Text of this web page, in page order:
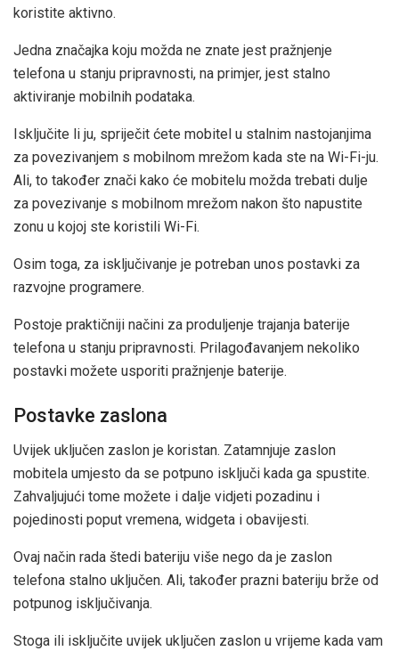
koristite aktivno.
Jedna značajka koju možda ne znate jest pražnjenje
telefona u stanju pripravnosti, na primjer, jest stalno
aktiviranje mobilnih podataka.
Isključite li ju, spriječit ćete mobitel u stalnim nastojanjima
za povezivanjem s mobilnom mrežom kada ste na Wi-Fi-ju.
Ali, to također znači kako će mobitelu možda trebati dulje
za povezivanje s mobilnom mrežom nakon što napustite
zonu u kojoj ste koristili Wi-Fi.
Osim toga, za isključivanje je potreban unos postavki za
razvojne programere.
Postoje praktičniji načini za produljenje trajanja baterije
telefona u stanju pripravnosti. Prilagođavanjem nekoliko
postavki možete usporiti pražnjenje baterije.
Postavke zaslona
Uvijek uključen zaslon je koristan. Zatamnjuje zaslon
mobitela umjesto da se potpuno isključi kada ga spustite.
Zahvaljujući tome možete i dalje vidjeti pozadinu i
pojedinosti poput vremena, widgeta i obavijesti.
Ovaj način rada štedi bateriju više nego da je zaslon
telefona stalno uključen. Ali, također prazni bateriju brže od
potpunog isključivanja.
Stoga ili isključite uvijek uključen zaslon u vrijeme kada vam